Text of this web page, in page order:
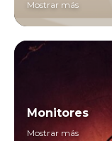
Mostrar más
Monitores
Mostrar más